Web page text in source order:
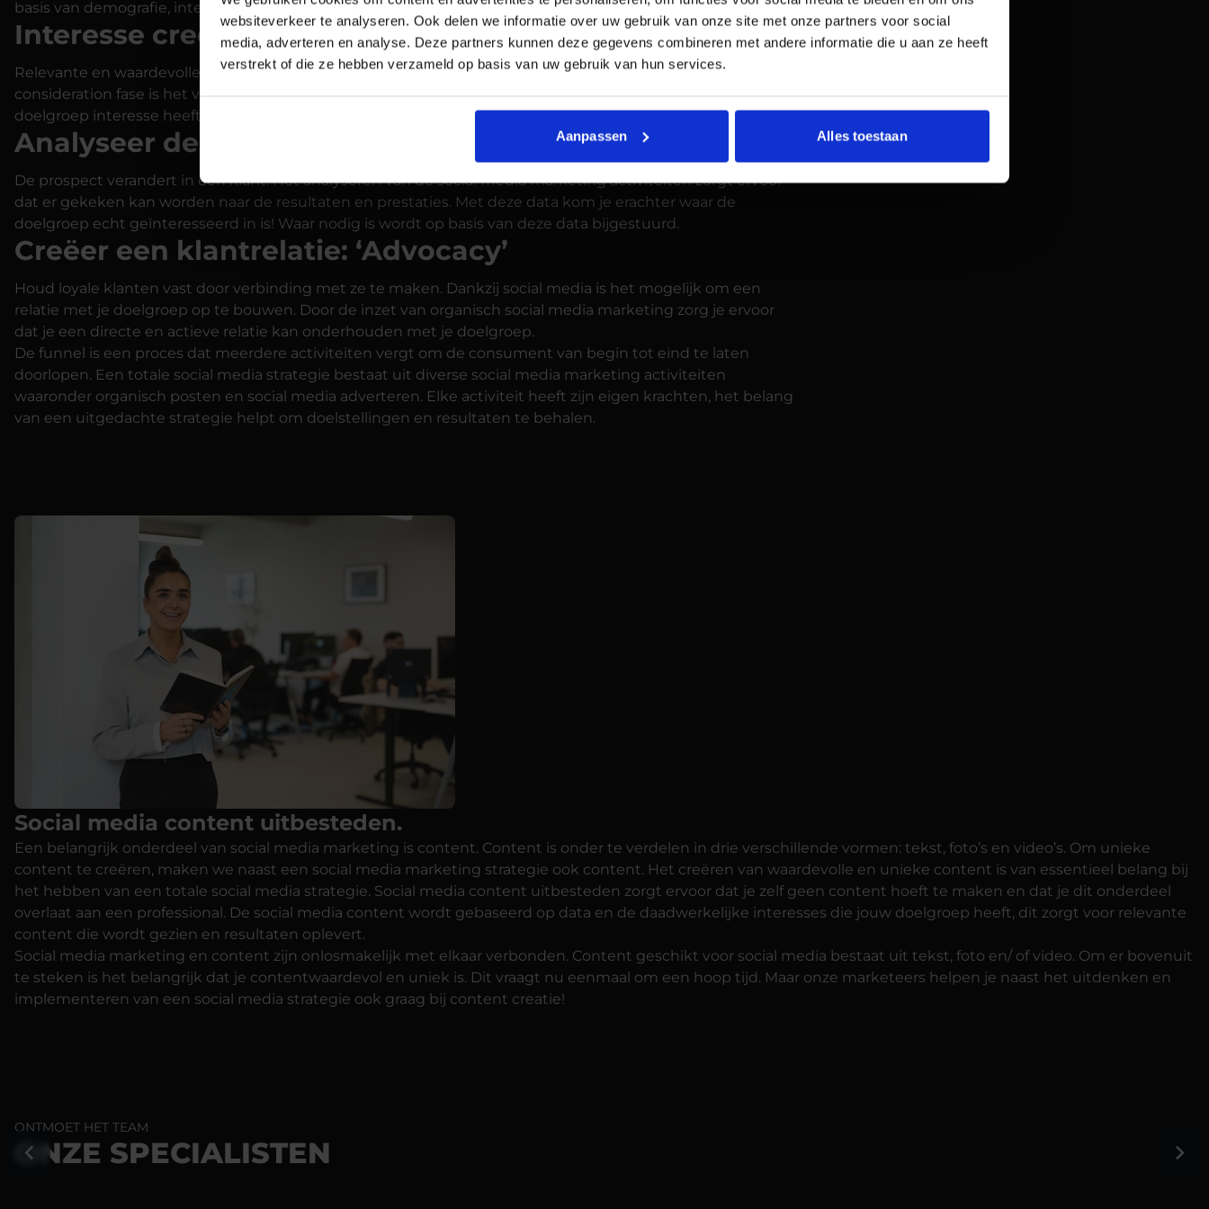
websiteverkeer te analyseren. Ook delen we informatie over uw gebruik van onze site met onze partners voor social
media, adverteren en analyse. Deze partners kunnen deze gegevens combineren met andere informatie die u aan ze heeft
verstrekt of die ze hebben verzameld op basis van uw gebruik van hun services.
Aanpassen Alles toestaan
basis van demografie, interesses en webgedrag, bereik je de doelgroep die je wilt bereiken.
Interesse creëren: ‘Consideration’
Relevante en waardevolle content is essentieel om ervoor te zorgen dat je doelgroep geïnteresseerd is. In de
consideration fase is het van belang om informatieve content aan te bieden die ervoor zorgt dat jouw
doelgroep interesse heeft.
Analyseer de activiteiten: ‘Action’
De prospect verandert in een klant. Het analyseren van de social media marketing activiteiten zorgt ervoor
dat er gekeken kan worden naar de resultaten en prestaties. Met deze data kom je erachter waar de
doelgroep echt geïnteresseerd in is! Waar nodig is wordt op basis van deze data bijgestuurd.
Creëer een klantrelatie: ‘Advocacy’
Houd loyale klanten vast door verbinding met ze te maken. Dankzij social media is het mogelijk om een
relatie met je doelgroep op te bouwen. Door de inzet van organisch social media marketing zorg je ervoor
dat je een directe en actieve relatie kan onderhouden met je doelgroep.
De funnel is een proces dat meerdere activiteiten vergt om de consument van begin tot eind te laten
doorlopen. Een totale social media strategie bestaat uit diverse social media marketing activiteiten
waaronder organisch posten en social media adverteren. Elke activiteit heeft zijn eigen krachten, het belang
van een uitgedachte strategie helpt om doelstellingen en resultaten te behalen.
Social media content uitbesteden.
Een belangrijk onderdeel van social media marketing is content. Content is onder te verdelen in drie verschillende vormen: tekst, foto’s en video’s. Om unieke
content te creëren, maken we naast een social media marketing strategie ook content. Het creëren van waardevolle en unieke content is van essentieel belang bij
het hebben van een totale social media strategie. Social media content uitbesteden zorgt ervoor dat je zelf geen content hoeft te maken en dat je dit onderdeel
overlaat aan een professional. De social media content wordt gebaseerd op data en de daadwerkelijke interesses die jouw doelgroep heeft, dit zorgt voor relevante
content die wordt gezien en resultaten oplevert.
Social media marketing en content zijn onlosmakelijk met elkaar verbonden. Content geschikt voor social media bestaat uit tekst, foto en/ of video. Om er bovenuit
te steken is het belangrijk dat je contentwaardevol en uniek is. Dit vraagt nu eenmaal om een hoop tijd. Maar onze marketeers helpen je naast het uitdenken en
implementeren van een social media strategie ook graag bij content creatie!
ONTMOET HET TEAM
ONZE SPECIALISTEN